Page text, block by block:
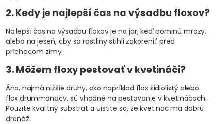
2. Kedy je najlepší čas na výsadbu floxov?
Najlepší čas na výsadbu floxov je na jar, keď pominú mrazy,
alebo na jeseň, aby sa rastliny stihli zakoreniť pred
príchodom zimy.
3. Môžem floxy pestovať v kvetináči?
Áno, najmä nižšie druhy, ako napríklad flox šidlolistý alebo
flox drummondov, sú vhodné na pestovanie v kvetináčoch.
Použite kvalitný substrát a uistite sa, že kvetináč má dobrú
drenáž.